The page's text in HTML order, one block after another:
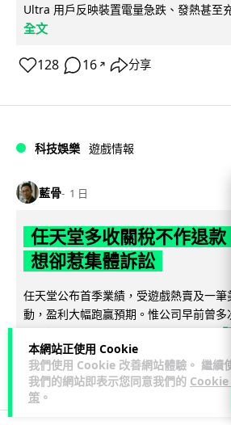
本網站正使用 Cookie
我們使用 Cookie 改善網站體驗。 繼續
我們的網站即表示您同意我們的 Cookie
策 。
Ultra 用戶反映裝置電量急跌、發熱甚至
全文
128 16 ↗ 分享
科技娛樂 遊戲情報
藍骨 1 日
任天堂多收關稅不作退
想卻惹集體訴訟
任天堂公布首季業績，受遊戲熱賣及一
動，盈利大幅跑贏預期。惟公司早前曾多
35 4 ↗ 分享